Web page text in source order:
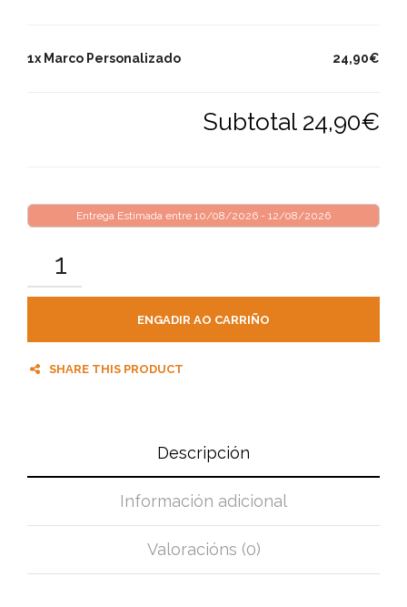
1x Marco Personalizado 24,90€
Subtotal 24,90€
Entrega Estimada entre 10/08/2026 - 12/08/2026
ENGADIR AO CARRIÑO
SHARE THIS PRODUCT
Descripción
Información adicional
Valoracións (0)